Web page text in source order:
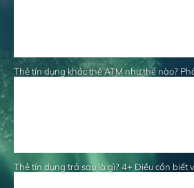
Thẻ tín dụng khác thẻ ATM như thế nào?
Thẻ tín dụng trả sau là gì? 4+ Điều cần biết